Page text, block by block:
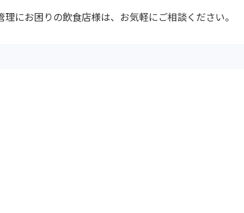
にお困りの飲食店様は、お気軽にご相談ください。